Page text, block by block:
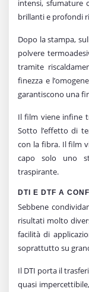
intensi, sfumature
brillanti e profondi
Dopo la stampa,
polvere
tramite
finezza e
garantiscono una
Il film viene infine
Sotto l’effetto di
con la fibra. Il film
capo solo uno
traspirante.
DTI E DTF A
Sebbene
risultati molto
facilità di
soprattutto su
Il DTI porta il
quasi